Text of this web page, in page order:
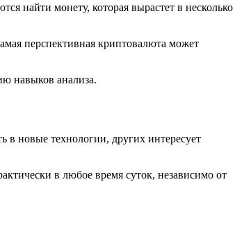
найти монету, которая вырастет в несколько
перспективная криптовалюта может
навыков анализа.
новые технологии, других интересует
в любое время суток, независимо от